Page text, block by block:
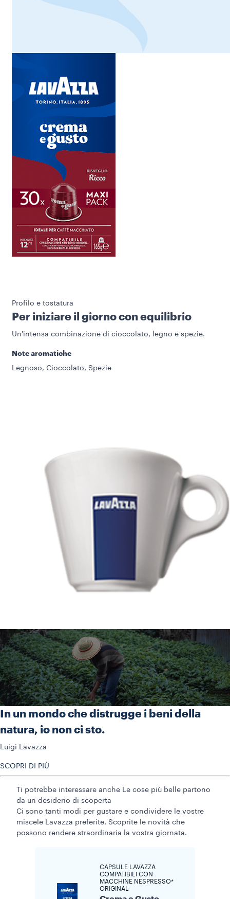
Profilo e tostatura
Per iniziare il giorno con equilibrio
Un'intensa combinazione di cioccolato, legno e spezie.
Note aromatiche
Legnoso, Cioccolato, Spezie
In un mondo che distrugge i beni della
natura, io non ci sto.
Luigi Lavazza
SCOPRI DI PIÙ
Ti potrebbe interessare anche Le cose più belle partono
da un desiderio di scoperta
Ci sono tanti modi per gustare e condividere le vostre
miscele Lavazza preferite. Scoprite le novità che
possono rendere straordinaria la vostra giornata.
CAPSULE LAVAZZA
COMPATIBILI CON
MACCHINE NESPRESSO*
ORIGINAL